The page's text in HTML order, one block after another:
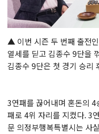
▲ 이번 시즌 두 번째 출전
열세를 딛고 김종수 9단을
김종수 9단은 첫 경기 승리
3연패를 끊어내며 혼돈의
패로 4위 자리를 지켰다. 3
문 의정부행복특별시는 사